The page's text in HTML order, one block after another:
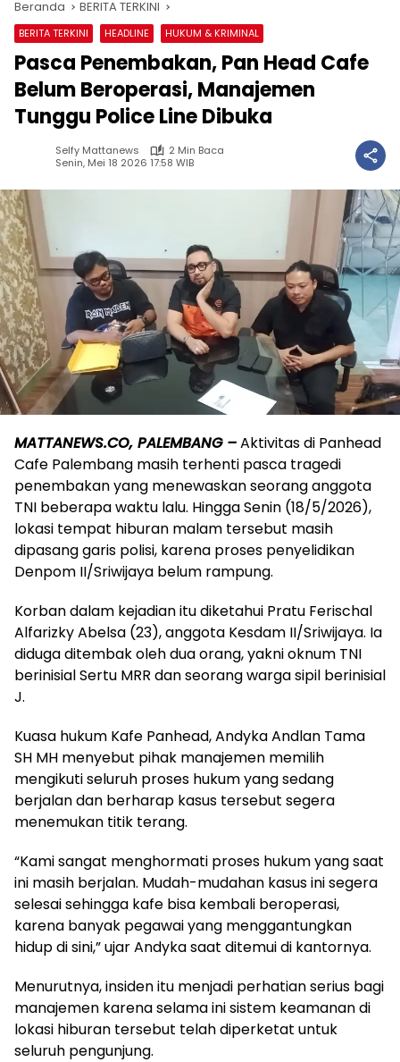
Beranda BERITA TERKINI
BERITA TERKINI HEADLINE HUKUM & KRIMINAL
Pasca Penembakan, Pan Head Cafe
Belum Beroperasi, Manajemen
Tunggu Police Line Dibuka
Selfy Mattanews
2 Min Baca
Senin, Mei 18 2026 17:58 WIB
MATTANEWS.CO, PALEMBANG –Aktivitas di Panhead
Cafe Palembang masih terhenti pasca tragedi
penembakan yang menewaskan seorang anggota
TNI beberapa waktu lalu. Hingga Senin (18/5/2026),
lokasi tempat hiburan malam tersebut masih
dipasang garis polisi, karena proses penyelidikan
Denpom II/Sriwijaya belum rampung.
Korban dalam kejadian itu diketahui Pratu Ferischal
Alfarizky Abelsa (23), anggota Kesdam II/Sriwijaya. Ia
diduga ditembak oleh dua orang, yakni oknum TNI
berinisial Sertu MRR dan seorang warga sipil berinisial
J.
Kuasa hukum Kafe Panhead, Andyka Andlan Tama
SH MH menyebut pihak manajemen memilih
mengikuti seluruh proses hukum yang sedang
berjalan dan berharap kasus tersebut segera
menemukan titik terang.
“Kami sangat menghormati proses hukum yang saat
ini masih berjalan. Mudah-mudahan kasus ini segera
selesai sehingga kafe bisa kembali beroperasi,
karena banyak pegawai yang menggantungkan
hidup di sini,” ujar Andyka saat ditemui di kantornya.
Menurutnya, insiden itu menjadi perhatian serius bagi
manajemen karena selama ini sistem keamanan di
lokasi hiburan tersebut telah diperketat untuk
seluruh pengunjung.